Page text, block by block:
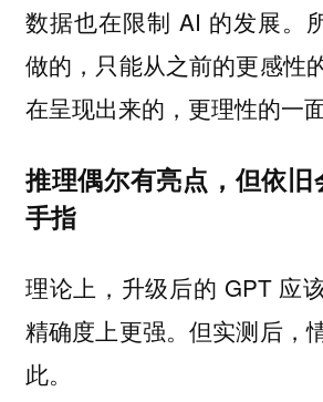
数据也在限制 AI 的发展。
做的，只能从之前的更感性
在呈现出来的，更理性的一
推理偶尔有亮点，但依旧
手指
理论上，升级后的 GPT 应
精确度上更强。但实测后，
此。